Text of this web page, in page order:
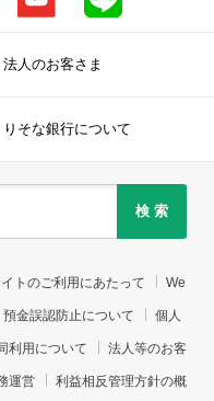
法人のお客さま
りそな銀行について
検 索
トのご利用にあたって We
金誤認防止について 個人
利用について 法人等のお客
運営 利益相反管理方針の概